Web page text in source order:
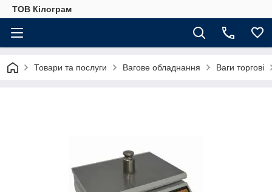
ТОВ Кілограм
Товари та послуги Вагове обладнання Ваги торгові